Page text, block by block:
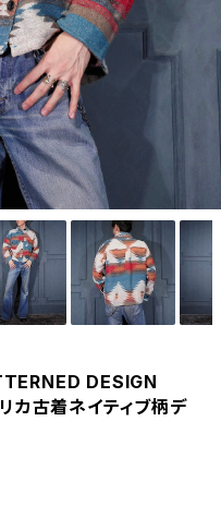
DESIGN
古着ネイティブ柄デ